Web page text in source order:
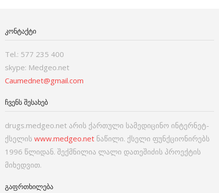
ᲙᲝᲜᲢᲐᲥᲢᲘ
Tel.: 577 235 400
skype: Medgeo.net
Caumednet@gmail.com
ᲩᲕᲔᲜᲡ ᲨᲔᲡᲐᲮᲔᲑ
drugs.medgeo.net არის ქართული სამედიცინო ინტერნეტ-
ქსელის www.medgeo.net ნაწილი. ქსელი ფუნქციონირებს
1996 წლიდან. შექმნილია ლალი დათეშიძის პროექტის
მიხედვით.
ᲒᲐᲤᲠᲗᲮᲘᲚᲔᲑᲐ